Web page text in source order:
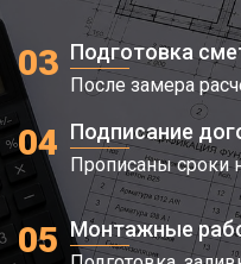
03 Подготовка
После замера
04 Подписание
Прописаны сроки
05 Монтажные